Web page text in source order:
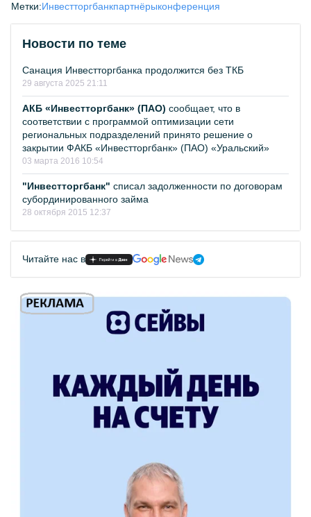
Метки:Инвестторгбанкпартнёрыконференция
Новости по теме
Санация Инвестторгбанка продолжится без ТКБ
29 августа 2025 21:11
АКБ «Инвестторгбанк» (ПАО) сообщает, что в
соответствии с программой оптимизации сети
региональных подразделений принято решение о
закрытии ФАКБ «Инвестторгбанк» (ПАО) «Уральский»
03 марта 2016 10:54
"Инвестторгбанк" списал задолженности по договорам
субординированного займа
28 октября 2015 12:37
Читайте нас в